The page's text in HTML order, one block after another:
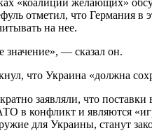
«коалиции желающих»
отметил, что Германия в
на нее.
значение», — сказал он.
что Украина «должна
заявляли, что
в конфликт и являются
для Украины, станут